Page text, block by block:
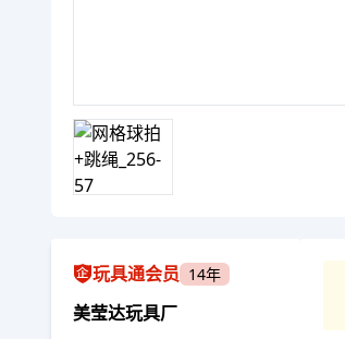
玩具通会员 14年
美莹达玩具厂